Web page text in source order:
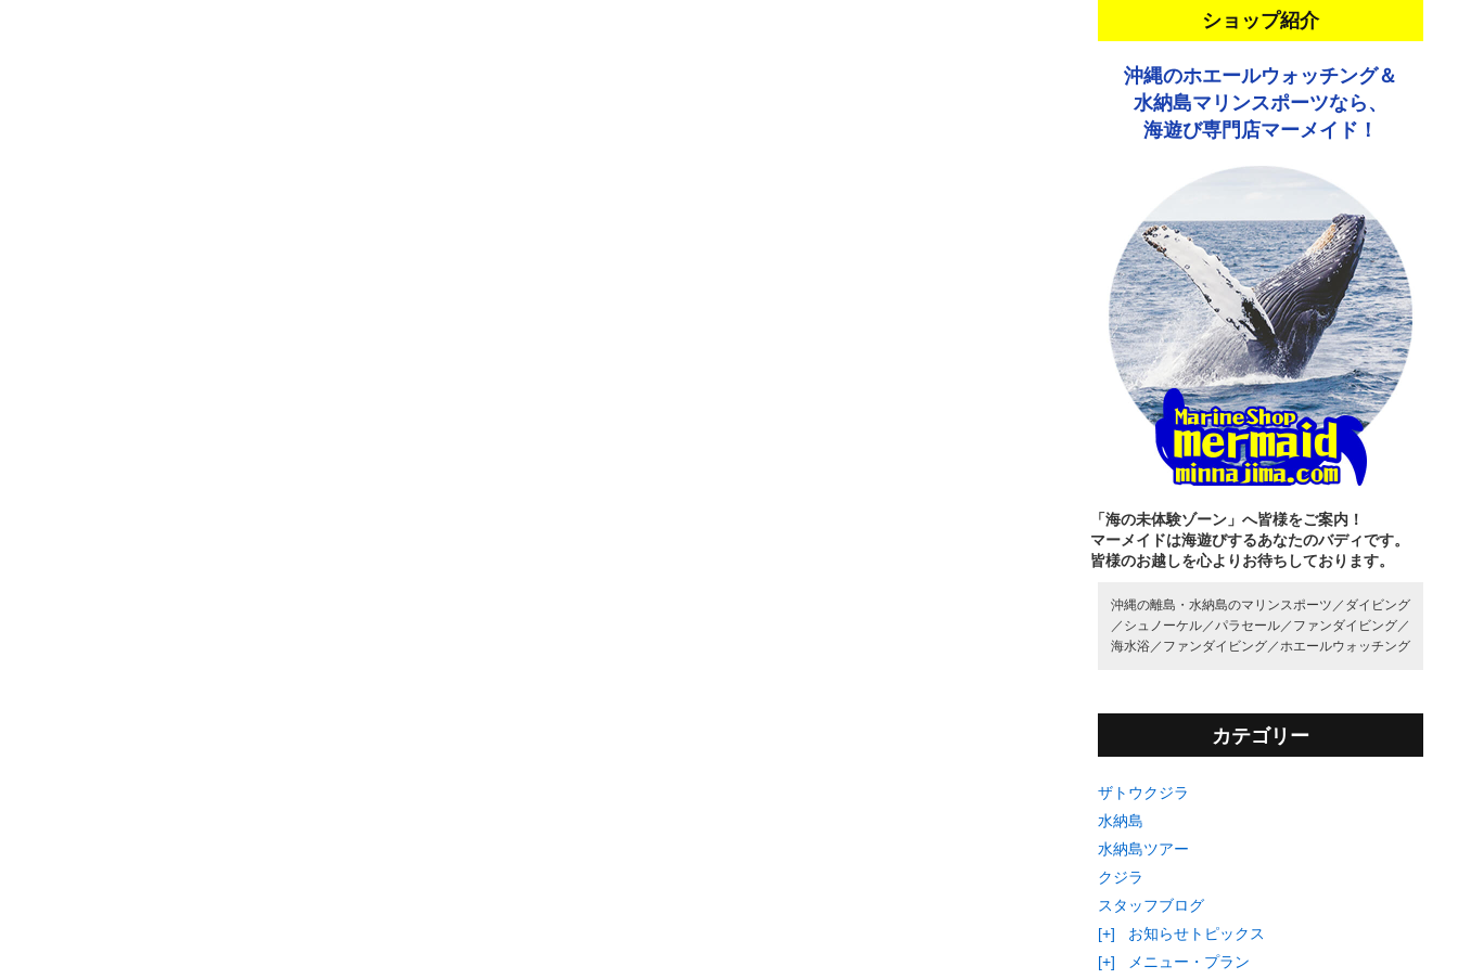
ショップ紹介
沖縄のホエールウォッチング＆
水納島マリンスポーツなら、
海遊び専門店マーメイド！
「海の未体験ゾーン」へ皆様をご案内！
マーメイドは海遊びするあなたのバディです。
皆様のお越しを心よりお待ちしております。
沖縄の離島・水納島のマリンスポーツ／ ダイビング
／ シュノーケル／ パラセール／ ファンダイビング／
海水浴／ ファンダイビング／ ホエールウォッチング
カテゴリー
ザトウクジラ
水納島
水納島ツアー
クジラ
スタッフブログ
[+]
お知らせトピックス
[+]
メニュー・プラン